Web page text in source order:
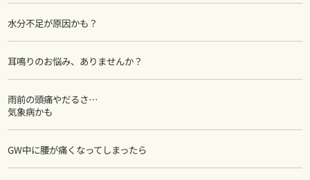
水分不足が原因かも？
耳鳴りのお悩み、ありませんか？
雨前の頭痛やだるさ…
気象病かも
GW中に腰が痛くなってしまったら